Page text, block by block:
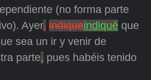
(no forma parte
Ayer, indiqueindiqué que
sea un ir y venir de
parte, pues habéis tenido